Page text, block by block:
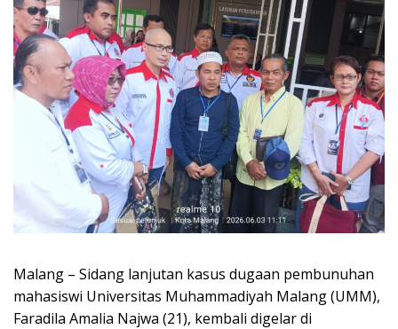
Malang – Sidang lanjutan kasus dugaan pembunuhan
mahasiswi Universitas Muhammadiyah Malang (UMM),
Faradila Amalia Najwa (21), kembali digelar di